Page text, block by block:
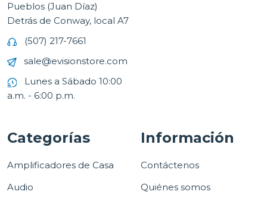
Pueblos (Juan Díaz)
Detrás de Conway, local A7
(507) 217-7661
sale@evisionstore.com
Lunes a Sábado 10:00
a.m. - 6:00 p.m.
Categorías
Amplificadores de Casa
Audio
Información
Contáctenos
Quiénes somos